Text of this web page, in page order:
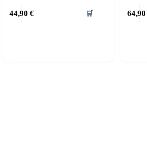
44,90 € 🛒 64,90